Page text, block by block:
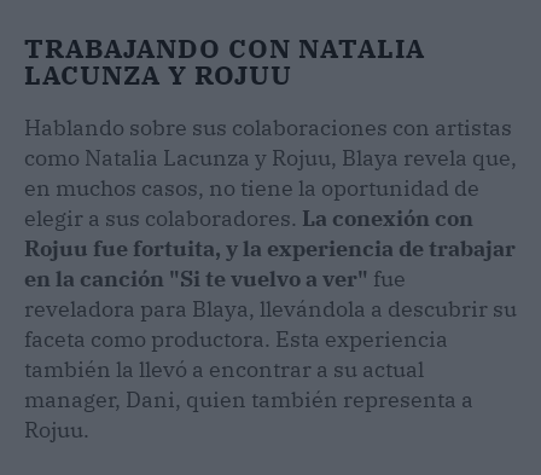
TRABAJANDO CON NATALIA
LACUNZA Y ROJUU
Hablando sobre sus colaboraciones con artistas
como Natalia Lacunza y Rojuu, Blaya revela que,
en muchos casos, no tiene la oportunidad de
elegir a sus colaboradores. La conexión con
Rojuu fue fortuita, y la experiencia de trabajar
en la canción "Si te vuelvo a ver" fue
reveladora para Blaya, llevándola a descubrir su
faceta como productora. Esta experiencia
también la llevó a encontrar a su actual
manager, Dani, quien también representa a
Rojuu.